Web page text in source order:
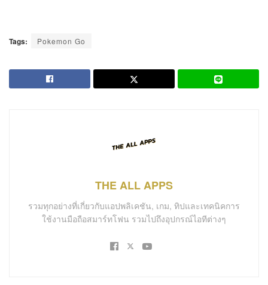
Tags: Pokemon Go
THE ALL APPS
รวมทุกอย่างที่เกี่ยวกับแอปพลิเคชัน, เกม, ทิปและเทคนิคการ
ใช้งานมือถือสมาร์ทโฟน รวมไปถึงอุปกรณ์ไอทีต่างๆ